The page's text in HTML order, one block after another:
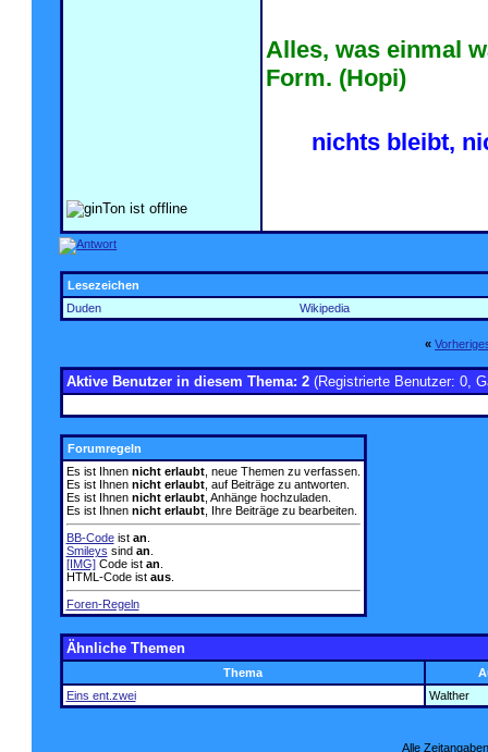
Alles, was einmal
Form. (Hopi)
nichts bleibt,
Lesezeichen
Duden
Wikipedia
«
Aktive Benutzer in diesem Thema: 2 (Registrierte Benutzer: 0,
Forumregeln
Es ist Ihnen nicht erlaubt, neue Themen zu verfassen.
Es ist Ihnen nicht erlaubt, auf Beiträge zu antworten.
Es ist Ihnen nicht erlaubt, Anhänge hochzuladen.
Es ist Ihnen nicht erlaubt, Ihre Beiträge zu bearbeiten.
BB-Codeist an
Smileys sind an
[IMG]Code ist an
HTML-Code ist aus.
Foren-Regeln
Ähnliche Themen
Thema
Eins ent.zwei
Walther
Alle